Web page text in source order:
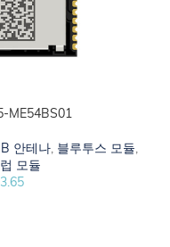
ME54BS01
안테나, 블루투스 모듈,
모듈
3.65